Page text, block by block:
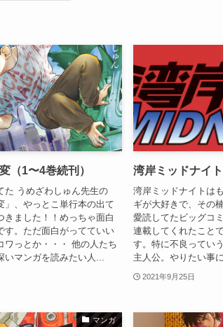
（1〜4巻続刊）
た うめざわしゅん先生の
」、やっとこ単行本の出て
きました！！めっちゃ面白
す。ただ面白がってていい
ワっとか・・・ 他の人たち
いマンガを読みたい人...
湾岸ミッドナイト
湾岸ミッドナイトは
ギが大好きで、その
愛読してたビッグコ
連載してくれたこと
す。特に不良ってい
主人公。やりたい事
2021年9月25日
マンガ